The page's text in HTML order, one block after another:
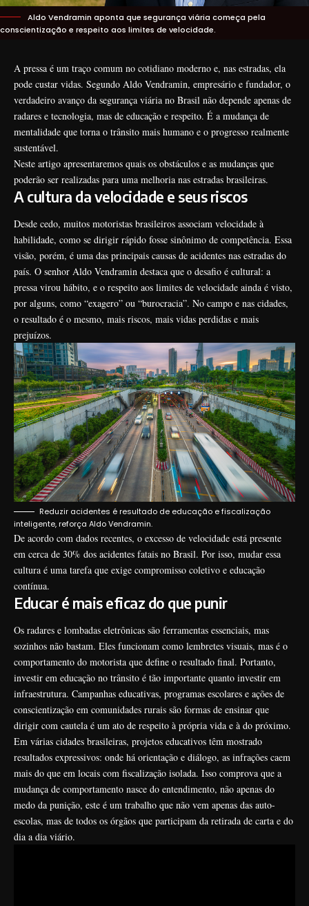
Aldo Vendramin aponta que segurança viária começa pela
conscientização e respeito aos limites de velocidade.
A pressa é um traço comum no cotidiano moderno e, nas estradas, ela
pode custar vidas. Segundo Aldo Vendramin, empresário e fundador, o
verdadeiro avanço da segurança viária no Brasil não depende apenas de
radares e tecnologia, mas de educação e respeito. É a mudança de
mentalidade que torna o trânsito mais humano e o progresso realmente
sustentável.
Neste artigo apresentaremos quais os obstáculos e as mudanças que
poderão ser realizadas para uma melhoria nas estradas brasileiras.
A cultura da velocidade e seus riscos
Desde cedo, muitos motoristas brasileiros associam velocidade à
habilidade, como se dirigir rápido fosse sinônimo de competência. Essa
visão, porém, é uma das principais causas de acidentes nas estradas do
país. O senhor Aldo Vendramin destaca que o desafio é cultural: a
pressa virou hábito, e o respeito aos limites de velocidade ainda é visto,
por alguns, como “exagero” ou “burocracia”. No campo e nas cidades,
o resultado é o mesmo, mais riscos, mais vidas perdidas e mais
prejuízos.
Reduzir acidentes é resultado de educação e fiscalização
inteligente, reforça Aldo Vendramin.
De acordo com dados recentes, o excesso de velocidade está presente
em cerca de 30% dos acidentes fatais no Brasil. Por isso, mudar essa
cultura é uma tarefa que exige compromisso coletivo e educação
contínua.
Educar é mais eficaz do que punir
Os radares e lombadas eletrônicas são ferramentas essenciais, mas
sozinhos não bastam. Eles funcionam como lembretes visuais, mas é o
comportamento do motorista que define o resultado final. Portanto,
investir em educação no trânsito é tão importante quanto investir em
infraestrutura. Campanhas educativas, programas escolares e ações de
conscientização em comunidades rurais são formas de ensinar que
dirigir com cautela é um ato de respeito à própria vida e à do próximo.
Em várias cidades brasileiras, projetos educativos têm mostrado
resultados expressivos: onde há orientação e diálogo, as infrações caem
mais do que em locais com fiscalização isolada. Isso comprova que a
mudança de comportamento nasce do entendimento, não apenas do
medo da punição, este é um trabalho que não vem apenas das auto-
escolas, mas de todos os órgãos que participam da retirada de carta e do
dia a dia viário.